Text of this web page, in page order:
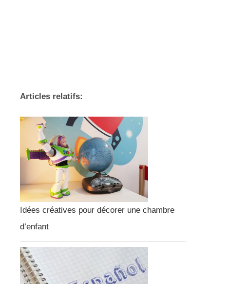
Articles relatifs:
Idées créatives pour décorer une chambre
d’enfant